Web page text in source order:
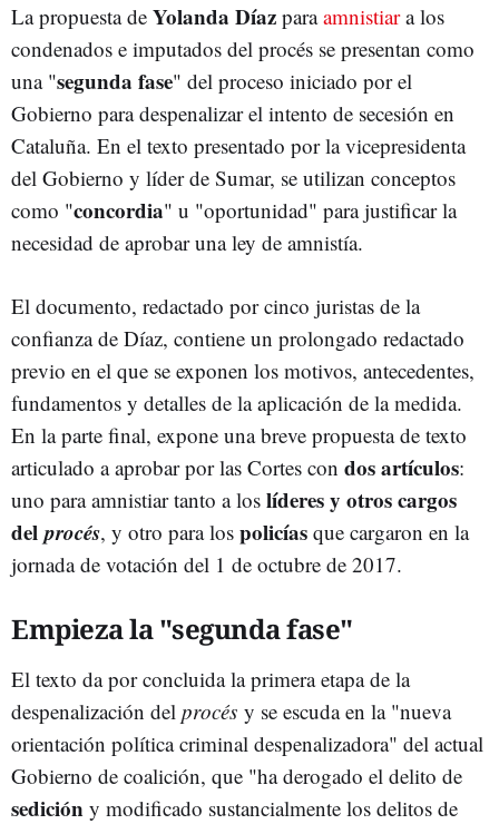
La propuesta de Yolanda Díaz paraamnistiara los
condenados e imputados del procés se presentan como
una "segunda fase" del proceso iniciado por el
Gobierno para despenalizar el intento de secesión en
Cataluña. En el texto presentado por la vicepresidenta
del Gobierno y líder de Sumar, se utilizan conceptos
como "concordia" u "oportunidad" para justificar la
necesidad de aprobar una ley de amnistía.
El documento, redactado por cinco juristas de la
confianza de Díaz, contiene un prolongado redactado
previo en el que se exponen los motivos, antecedentes,
fundamentos y detalles de la aplicación de la medida.
En la parte final, expone una breve propuesta de texto
articulado a aprobar por las Cortes con dos artículos:
uno para amnistiar tanto a los líderes y otros cargos
delprocés, y otro para los policías que cargaron en la
jornada de votación del 1 de octubre de 2017.
Empieza la "segunda fase"
El texto da por concluida la primera etapa de la
despenalización del procés y se escuda en la "nueva
orientación política criminal despenalizadora" del actual
Gobierno de coalición, que "ha derogado el delito de
sedición y modificado sustancialmente los delitos de